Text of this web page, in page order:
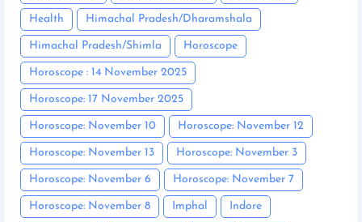
Health Himachal Pradesh/Dharamshala
Himachal Pradesh/Shimla Horoscope
Horoscope : 14 November 2025
Horoscope: 17 November 2025
Horoscope: November 10 Horoscope: November 12
Horoscope: November 13 Horoscope: November 3
Horoscope: November 6 Horoscope: November 7
Horoscope: November 8 Imphal Indore